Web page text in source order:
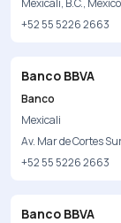
Mexicali, B.C., Mexico
+52 55 5226 2663
Banco BBVA
Banco
Mexicali
Av. Mar de Cortes
+52 55 5226 2663
Banco BBVA